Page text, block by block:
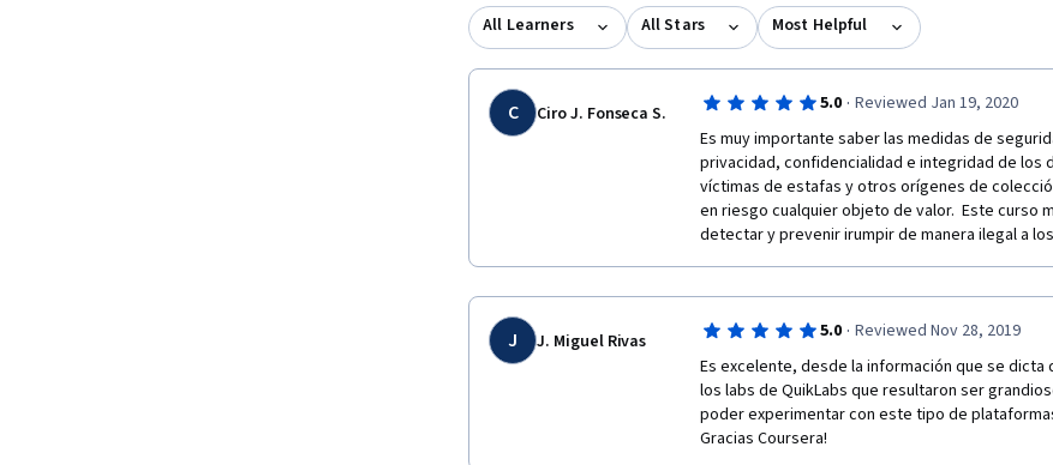
All Learners All Stars Most Helpful
C Ciro J. Fonseca S. 5.0 · Reviewed Jan 19, 2020
Es muy importante saber las medidas de
privacidad, confidencialidad e integridad de los
víctimas de estafas y otros orígenes de
en riesgo cualquier objeto de valor.  Este curso
detectar y prevenir irumpir de manera ilegal a
J J. Miguel Rivas 5.0 · Reviewed Nov 28, 2019
Es excelente, desde la información que se dicta
los labs de QuikLabs que resultaron ser
poder experimentar con este tipo de
Gracias Coursera!